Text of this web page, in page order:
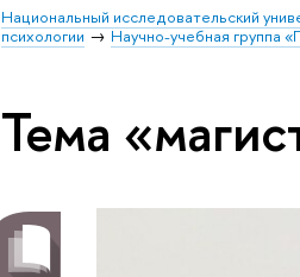
Национальный исследовательский
психологии
Научно-учебная группа
Тема